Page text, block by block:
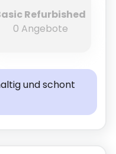
Refurbished
0 Angebote
und schont